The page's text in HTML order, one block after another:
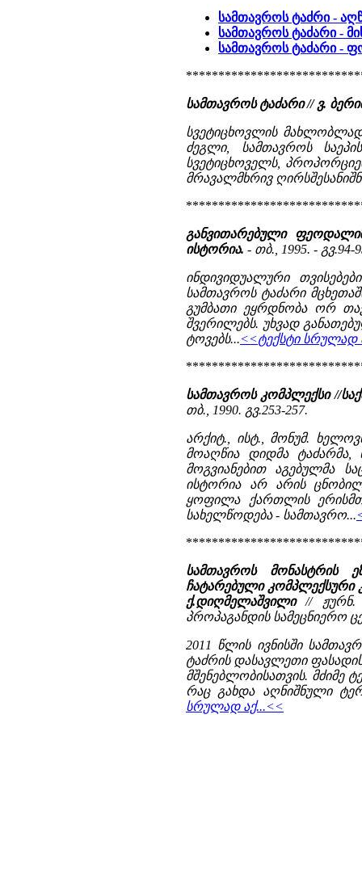
სამთავროს ტაძრი -
სამთავროს ტაძარი -
სამთავროს ტაძარი -
სამთავროს ტაძარი // ვ.
სვეტიცხოვლის
ძეგლი, სამთავროს
სვეტიცხოველს,
მრავალმხრივ
განვითარებული
ისტორია. - თბ., 1995. - გვ.94-
ინდივიდუალური
სამთავროს ტაძარი
გუმბათი ეყრდნობა ორ
შვერილებს. უხვად
ტოვებს...<<ტექსტი სრულად
სამთავროს კომპლექსი //
თბ., 1990. გვ.253-257.
არქიტ., ისტ., მონუმ.
მოაღწია დიდმა ტაძარმა,
მოგვიანებით აგებულმა
ისტორია არ არის
ყოფილა ქართლის
სახელწოდება - სამთავრო...
სამთავროს მონასტრის
ჩატარებული კომპლექსური
ქ.დიღმელაშვილი// ჟურნ.
პროპაგანდის სამეცნიერო
2011 წლის ივნისში
ტაძრის დასავლეთი
მშენებლობისათვის. მძიმე
რაც გახდა აღნიშნული
სრულად აქ...<<